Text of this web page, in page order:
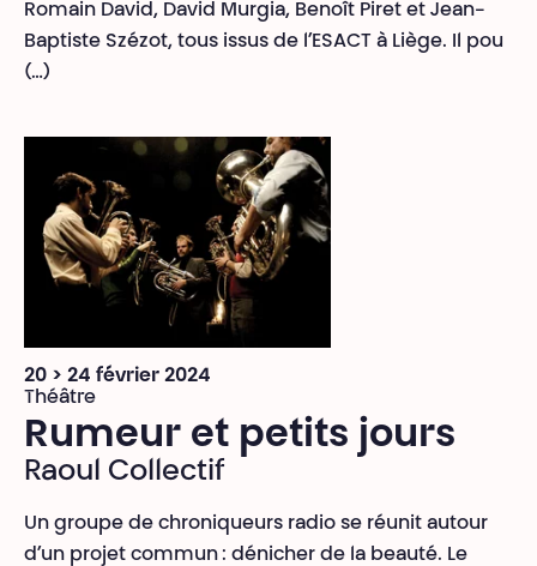
Romain David, David Murgia, Benoît Piret et Jean-
Baptiste Szézot, tous issus de l’ESACT à Liège. Il pou
(…)
20 > 24 février 2024
Théâtre
Rumeur et petits jours
Raoul Collectif
Un groupe de chroniqueurs radio se réunit autour
d’un projet commun : dénicher de la beauté. Le